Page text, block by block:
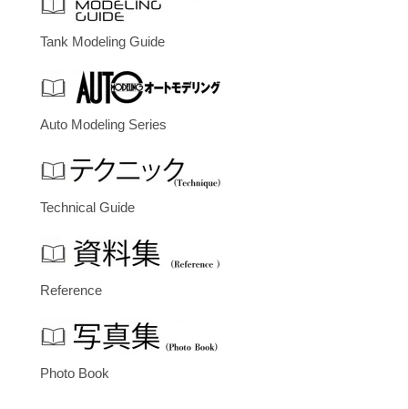
Tank Modeling Guide
Auto Modeling Series
Technical Guide
Reference
Photo Book